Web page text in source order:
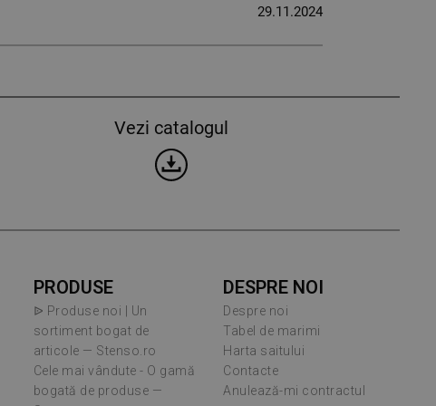
29.11.2024
Vezi catalogul
PRODUSE
ᐉ Produse noi | Un
sortiment bogat de
articole — Stenso.ro
Cele mai vândute - O gamă
bogată de produse —
DESPRE NOI
Despre noi
Tabel de marimi
Harta saitului
Contacte
Anulează-mi contractul